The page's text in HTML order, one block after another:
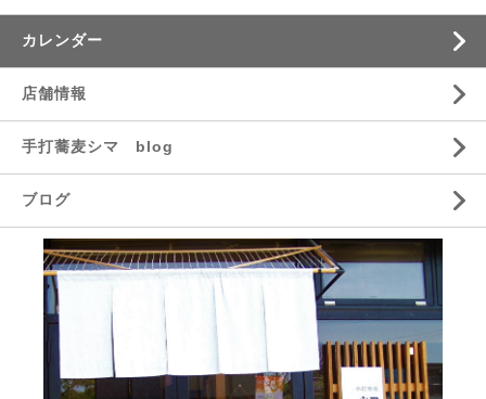
カレンダー
店舗情報
手打蕎麦シマ blog
ブログ